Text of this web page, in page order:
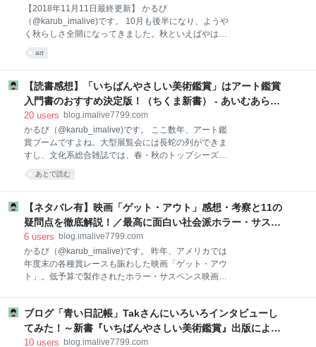
界に迷い込んだような展示空間！ ガラスケースで1点
ずつ、丁寧に展示された稀覯本コレクション 「知の集
積」を直感的に理解できるインスタレーションも秀逸
３．グッズ制作も力が入っています！！ 厚手で高級感
【2018年11月11日最終更新】 かるび
（@karub_imalive)です。 10月も後半になり、ようや
く秋らしさ全開になってきました。秋といえばやはり
のラインナップも超豪華！国宝級の仏教美術はもちろ
ん、日本美術史における巨匠たちをフィーチャーした
展覧会が開かれる予定です。 そこで、本エントリで
ら、”これは絶対見逃したくない”展覧会約20展を、簡
単な見どころと開催情報を含めてまとめてみました。
それでは、順番にみていきましょう！ 2018年下半期
に観ておきたい展覧会ベスト20！ １．フェルメール展
art
【読書感想】「いちばんやさしい美術鑑賞」はアート鑑賞
入門書のおすすめ決定版！（ちくま新書） - あいむあらい
ぶ
20 users blog.imalive7799.com
かるび（@karub_imalive)です。 ここ数年、アート鑑
賞ブームですよね。大型展覧会には長蛇の列ができま
すし、文化系総合雑誌では、春・秋のトップシーズン
前は必ず「アート特集」が組まれるようになりまし
た。また、ビジネス系の文脈でも「西洋美術史」（木
るのか? 」（山口周）など、アート関連書籍が平積み
でベストセラーになる時代です。 僕もそんなブームに
あやかって、2015年頃から本格的にアート鑑賞を趣味
り、わりと時間的に自由がきくようになったことをき
っかけに、思い切り美術館巡りをするようになりまし
た。2018年現在では年間100件程度展覧会を回りなが
探しているところです。 ただ、実際に100％展覧会を
楽しむには、ブルース・リーの名言のように、ただ
「考
あとで読む
【ネタバレ有】映画「ゲット・アウト」感想・考察と11の
疑問点を徹底解説！／最高に面白い社会派ホラー・サスペ
ンス映画でした！ - あいむあらいぶ
6 users blog.imalive7799.com
かるび（@karub_imalive)です。 昨年、アメリカでは
年度末の各種賞レースも賑わした映画「ゲット・アウ
ト」。低予算で製作されたホラー・サスペンス映画で
になりました。 しかし、日本では見事に不発。映画マ
ニアの間ではそれなりの話題となったものの、興収は
わずかに1.5億円程度と振るわず。「ブレードランナー
ブログ「青い日記帳」Takさんにいろいろインタビューし
てみた！～新書『いちばんやさしい美術鑑賞』出版によせ
て～（後編） - あいむあらいぶ
10 users blog.imalive7799.com